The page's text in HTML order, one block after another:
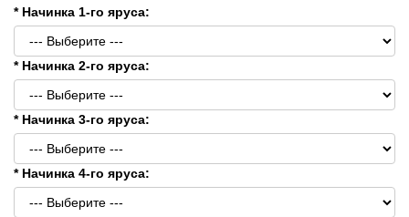
* Начинка 1-го яруса:
* Начинка 2-го яруса:
* Начинка 3-го яруса:
* Начинка 4-го яруса: